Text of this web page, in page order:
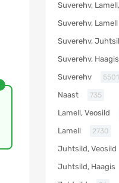
Suverehv,
Suverehv, Lamell
Suverehv,
Suverehv, Haagis
Suverehv 5501
Naast 735
Lamell, Veosild
Lamell 2730
Juhtsild, Veosild
Juhtsild, Haagis